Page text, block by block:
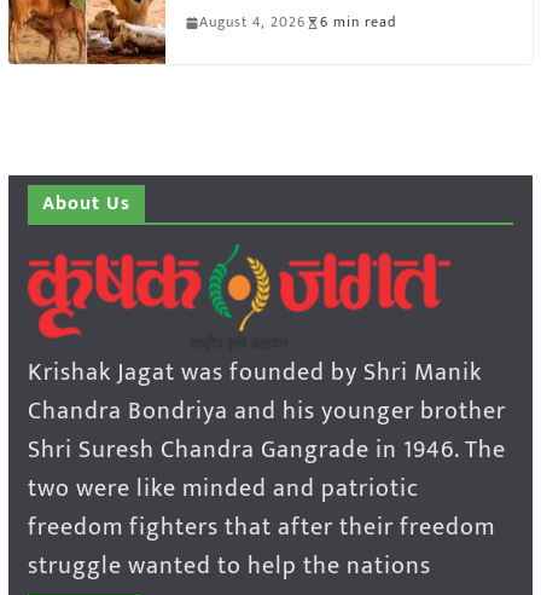
August 4, 2026 6 min read
About Us
Krishak Jagat was founded by Shri Manik
Chandra Bondriya and his younger brother
Shri Suresh Chandra Gangrade in 1946. The
two were like minded and patriotic
freedom fighters that after their freedom
struggle wanted to help the nations